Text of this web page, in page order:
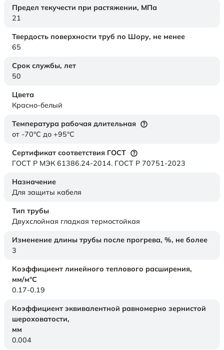
Предел текучести при растяжении, МПа
21
Твердость поверхности труб по Шору, не менее
65
Срок службы, лет
50
Цвета
Красно-белый
Температура рабочая длительная
от -70°C до +95°C
Сертификат соответствия ГОСТ
ГОСТ Р МЭК 61386.24-2014. ГОСТ Р 70751-2023
Назначение
Для защиты кабеля
Тип трубы
Двухслойная гладкая термостойкая
Изменение длины трубы после прогрева, %, не более
3
Коэффициент линейного теплового расширения,
мм/м°С
0.17-0.19
Коэффициент эквивалентной равномерно зернистой
шероховатости,
мм
0.004